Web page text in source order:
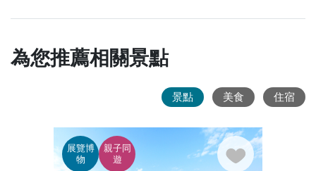
為您推薦相關景點
景點 美食 住宿
展覽博
物
親子同
遊